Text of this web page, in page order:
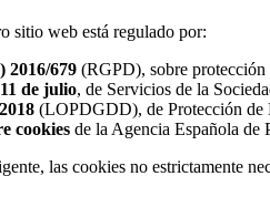
sitio web está regulado por:
2016/679 (RGPD), sobre protección
de julio, de Servicios de la
(LOPDGDD), de Protección de
cookies de la Agencia Española de
las cookies no estrictamente